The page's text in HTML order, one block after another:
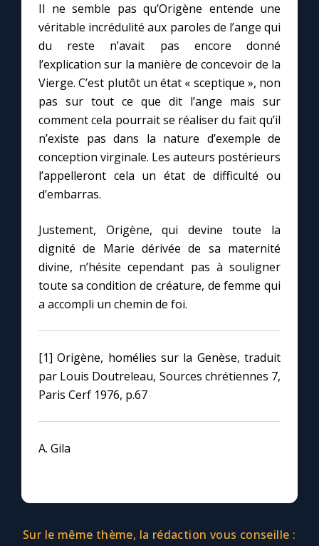
Mes intentions de prière
Une Minute avec Marie
Une neuvaine
À la une
1000 Raisons de Croire
Chapelet pour le monde
Contact
Faire un don
Marie de Nazareth
Il ne semble pas qu’Origène entende une
véritable incrédulité aux paroles de l’ange qui
du reste n’avait pas encore donné
l’explication sur la manière de concevoir de la
Vierge. C’est plutôt un état « sceptique », non
pas sur tout ce que dit l’ange mais sur
comment cela pourrait se réaliser du fait qu’il
n’existe pas dans la nature d’exemple de
conception virginale. Les auteurs postérieurs
l’appelleront cela un état de difficulté ou
d’embarras.
Justement, Origène, qui devine toute la
dignité de Marie dérivée de sa maternité
divine, n’hésite cependant pas à souligner
toute sa condition de créature, de femme qui
a accompli un chemin de foi.
[1] Origène, homélies sur la Genèse, traduit
par Louis Doutreleau, Sources chrétiennes 7,
Paris Cerf 1976, p.67
A. Gila
Sur le même thème, la rédaction vous conseille :